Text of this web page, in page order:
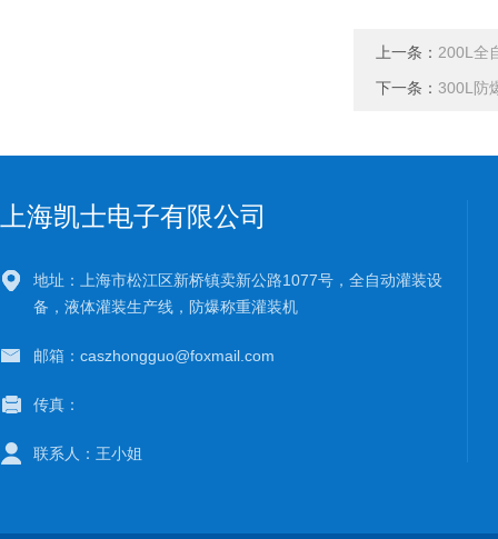
上一条： 200L全
下一条： 300L防
上海凯士电子有限公司
地址：上海市松江区新桥镇卖新公路1077号，全自动灌装设
备，液体灌装生产线，防爆称重灌装机
邮箱：caszhongguo@foxmail.com
传真：
联系人：王小姐